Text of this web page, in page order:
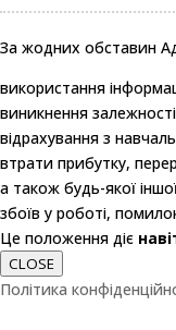
За жодних обставин
використання
виникнення
відрахування з
втрати прибутку,
а також будь-якої
збоїв у роботі,
Це положення діє
CLOSE
Політика